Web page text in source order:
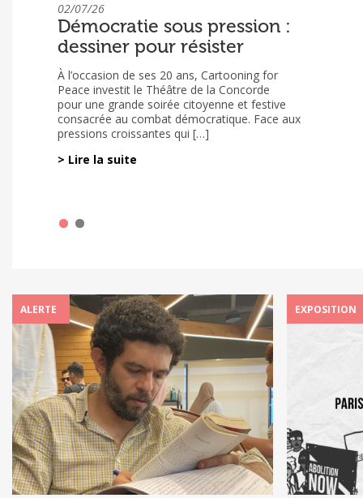
02/07/26
Démocratie sous pression :
dessiner pour résister
À l’occasion de ses 20 ans, Cartooning for
Peace investit le Théâtre de la Concorde
pour une grande soirée citoyenne et festive
consacrée au combat démocratique. Face aux
pressions croissantes qui […]
> Lire la suite
« Sous pression » : Rapport
sur la situation des
dessinateurs de presse
menacés dans le monde
2023-2025
Le rapport sur la situation des dessinateurs et
monde est sorti le 2 mars 2026. Il est le fruit
ALERTE EXPOSITION